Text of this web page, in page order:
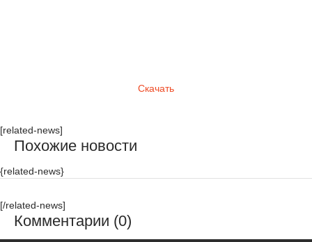
Скачать
[related-news]
Похожие новости
{related-news}
[/related-news]
Комментарии (0)